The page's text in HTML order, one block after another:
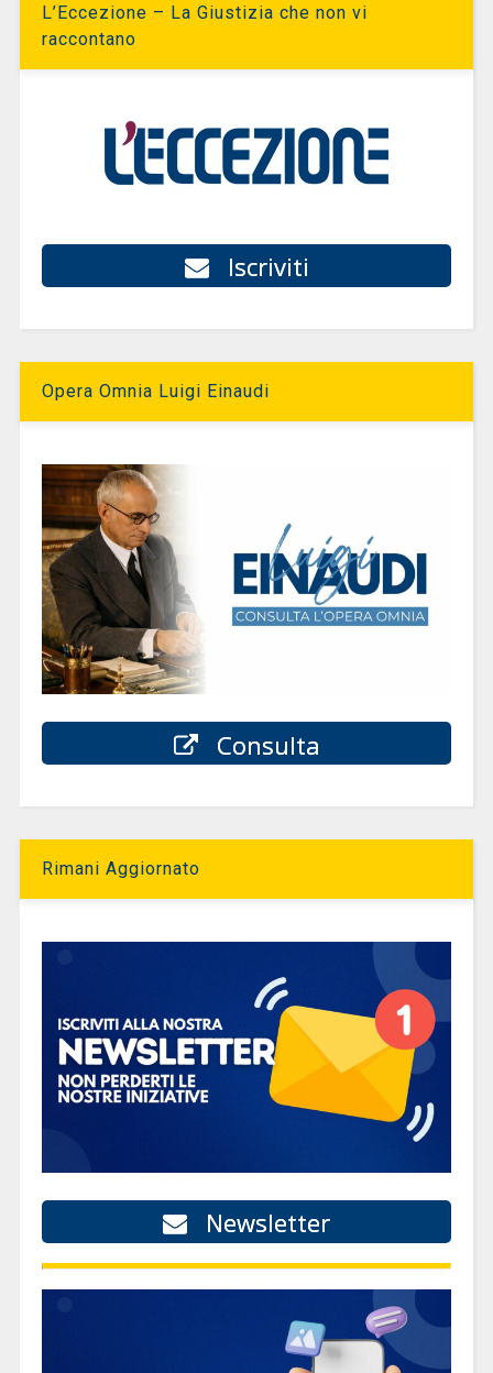
L’Eccezione – La Giustizia che non vi
raccontano
Iscriviti
Opera Omnia Luigi Einaudi
Consulta
Rimani Aggiornato
Newsletter